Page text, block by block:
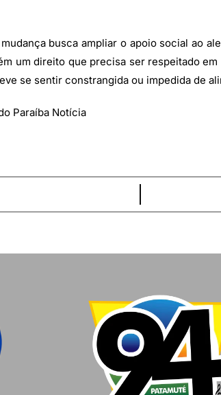
busca ampliar o apoio social ao
um direito que precisa ser respeitado
se sentir constrangida ou impedida de
Paraíba Notícia